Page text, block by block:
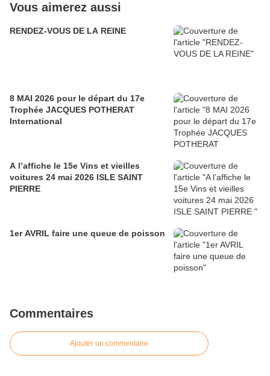
Vous aimerez aussi
RENDEZ-VOUS DE LA REINE
8 MAI 2026 pour le départ du 17e
Trophée JACQUES POTHERAT
International
A l’affiche le 15e Vins et vieilles
voitures 24 mai 2026 ISLE SAINT
PIERRE
1er AVRIL faire une queue de poisson
Commentaires
Ajouter un commentaire